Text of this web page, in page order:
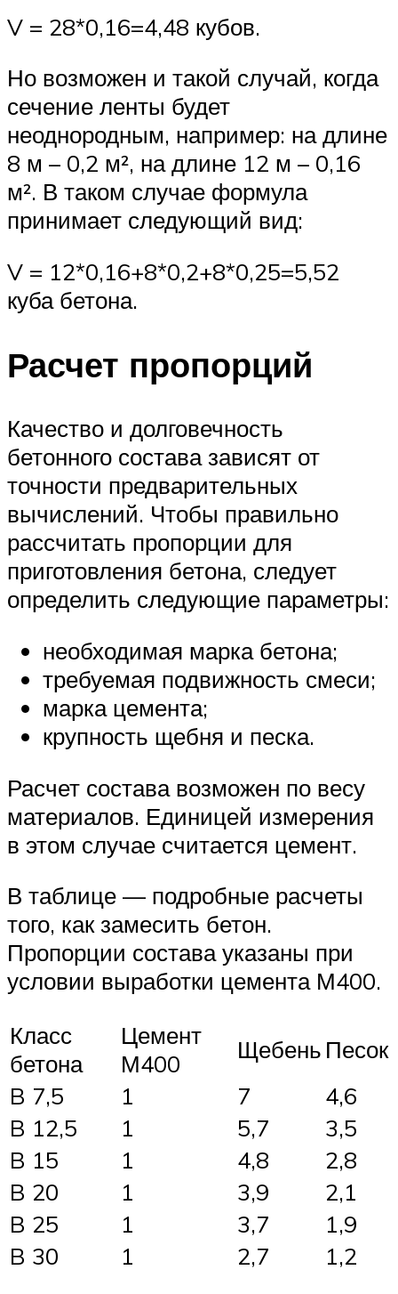
V = 28*0,16=4,48 кубов.
Но возможен и такой случай, когда
сечение ленты будет
неоднородным, например: на длине
8 м – 0,2 м², на длине 12 м – 0,16
м². В таком случае формула
принимает следующий вид:
V = 12*0,16+8*0,2+8*0,25=5,52
куба бетона.
Расчет пропорций
Качество и долговечность
бетонного состава зависят от
точности предварительных
вычислений. Чтобы правильно
рассчитать пропорции для
приготовления бетона, следует
определить следующие параметры:
необходимая марка бетона;
требуемая подвижность смеси;
марка цемента;
крупность щебня и песка.
Расчет состава возможен по весу
материалов. Единицей измерения
в этом случае считается цемент.
В таблице — подробные расчеты
того, как замесить бетон.
Пропорции состава указаны при
условии выработки цемента М400.
​Класс
бетона
Цемент
М400
Щебень Песок
B 7,5
1 7
4,6
B 12,5
1 5,7
3,5
B 15
1 4,8
2,8
B 20
1 3,9
2,1
B 25
1 3,7
1,9
B 30
1 2,7
1,2